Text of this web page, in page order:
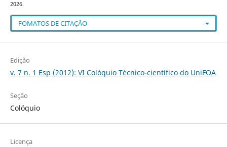
2026.
FOMATOS DE CITAÇÃO
Edição
v. 7 n. 1 Esp (2012): VI Colóquio Técnico-científico do UniFOA
Seção
Colóquio
Licença